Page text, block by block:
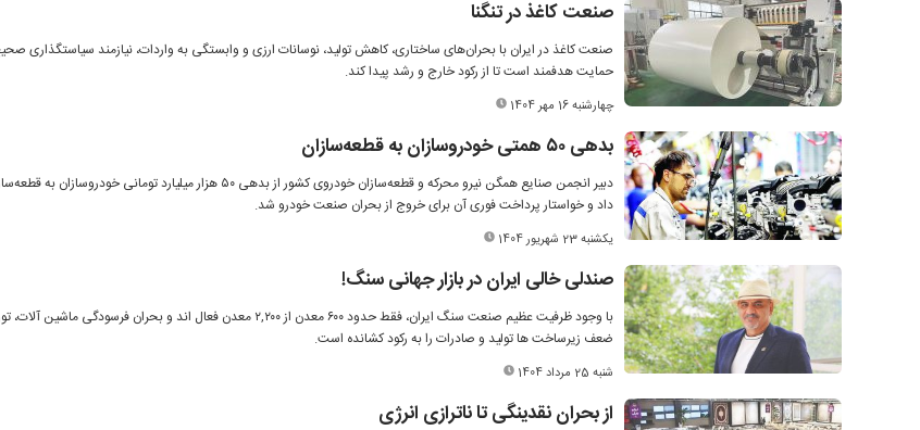
صنعت کاغذ در تنگنا
صنعت کاغذ در ایران با بحران‌های ساختاری، کاهش تولید، نوسانات ارزی و وابستگی به واردات، نیازمند سیاستگذاری
حمایت هدفمند است تا از رکود خارج و رشد پیدا کند.
چهارشنبه 16 مهر 1404
بدهی ۵۰ همتی خودروسازان به قطعه‌سازان
دبیر انجمن صنایع همگن نیرو محرکه و قطعه‌سازان خودروی کشور از بدهی ۵۰ هزار میلیارد تومانی
داد و خواستار پرداخت فوری آن برای خروج از بحران صنعت خودرو شد.
یکشنبه 23 شهریور 1404
صندلی خالی ایران در بازار جهانی سنگ!
با وجود ظرفیت عظیم صنعت سنگ ایران، فقط حدود ۶۰۰ معدن از ۲,۲۰۰ معدن فعال اند و بحران فرسودگی ماشین
ضعف زیرساخت ها تولید و صادرات را به رکود کشانده است.
شنبه 25 مرداد 1404
از بحران نقدینگی تا ناترازی انرژی